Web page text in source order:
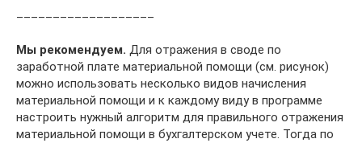
Мы рекомендуем. Для отражения в своде по
заработной плате материальной помощи (см. рисунок)
можно использовать несколько видов начисления
материальной помощи и к каждому виду в программе
настроить нужный алгоритм для правильного отражения
материальной помощи в бухгалтерском учете. Тогда по